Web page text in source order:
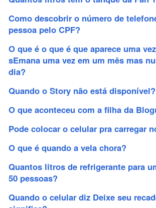
Como descobrir o número de
pessoa pelo CPF?
O que é o que é que aparece uma
sEmana uma vez em um mês mas
dia?
Quando o Story não está disponível?
O que aconteceu com a filha da
Pode colocar o celular pra carregar
O que é quando a vela chora?
Quantos litros de refrigerante para
50 pessoas?
Quando o celular diz Deixe seu